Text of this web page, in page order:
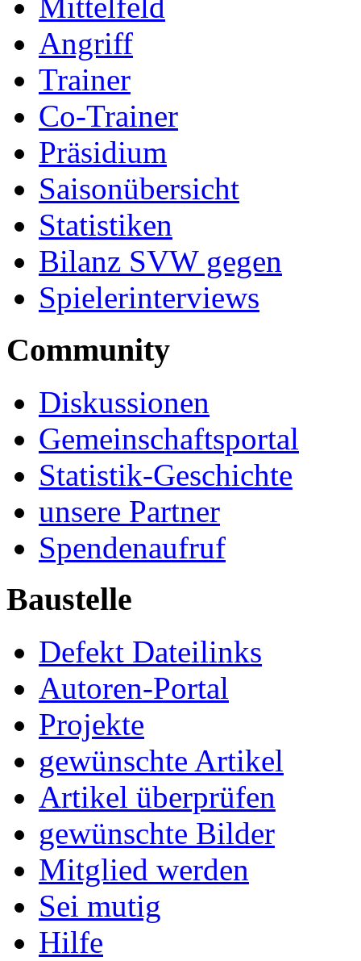
Mittelfeld
Angriff
Trainer
Co-Trainer
Präsidium
Saisonübersicht
Statistiken
Bilanz SVW gegen
Spielerinterviews
Community
Diskussionen
Gemeinschaftsportal
Statistik-Geschichte
unsere Partner
Spendenaufruf
Baustelle
Defekt Dateilinks
Autoren-Portal
Projekte
gewünschte Artikel
Artikel überprüfen
gewünschte Bilder
Mitglied werden
Sei mutig
Hilfe